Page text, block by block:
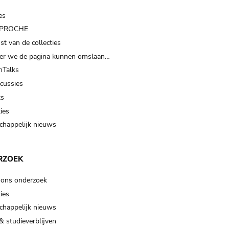
van de collecties
we de pagina kunnen omslaan…
nieuws
onderzoek
nieuws
studieverblijven